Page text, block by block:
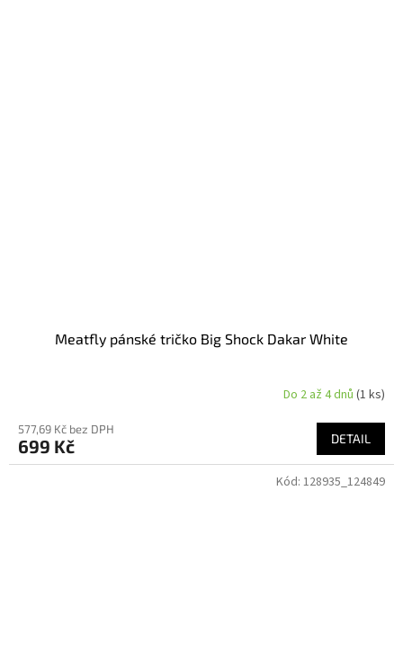
Meatfly pánské tričko Big Shock Dakar White
Do 2 až 4 dnů (1 ks)
577,69 Kč bez DPH
699 Kč DETAIL
Kód: 128935_124849